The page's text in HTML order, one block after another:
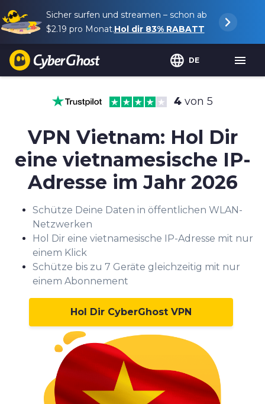
Sicher surfen und streamen – schon ab
$2.19 pro Monat.Hol dir 83%RABATT
DE
4 von 5
VPN Vietnam: Hol Dir
eine vietnamesische IP-
Adresse im Jahr 2026
Schütze Deine Daten in öffentlichen WLAN-
Netzwerken
Hol Dir eine vietnamesische IP-Adresse mit nur
einem Klick
Schütze bis zu 7 Geräte gleichzeitig mit nur
einem Abonnement
Hol Dir CyberGhost VPN